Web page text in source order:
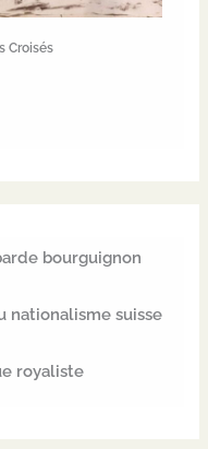
Croisés
bourguignon
nationalisme suisse
royaliste